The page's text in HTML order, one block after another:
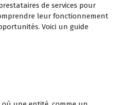
de services pour
leur fonctionnement
Voici un guide